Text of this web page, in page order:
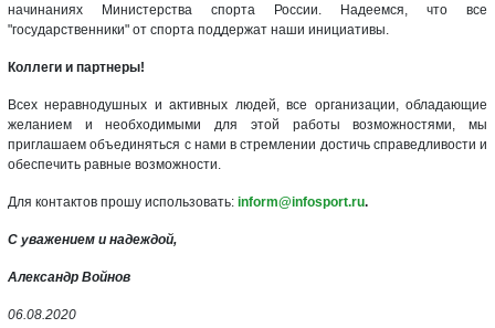
начинаниях Министерства спорта России. Надеемся, что все
"государственники" от спорта поддержат наши инициативы.
Коллеги и партнеры!
Всех неравнодушных и активных людей, все организации, обладающие
желанием и необходимыми для этой работы возможностями, мы
приглашаем объединяться с нами в стремлении достичь справедливости и
обеспечить равные возможности.
Для контактов прошу использовать: inform@infosport.ru.
С уважением и надеждой,
Александр Войнов
06.08.2020